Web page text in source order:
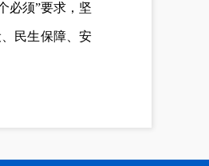
必须”要求，坚
民生保障、安